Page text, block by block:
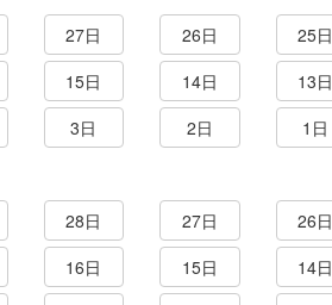
27日 26日 25日
15日 14日 13日
3日 2日 1日
28日 27日 26日
16日 15日 14日